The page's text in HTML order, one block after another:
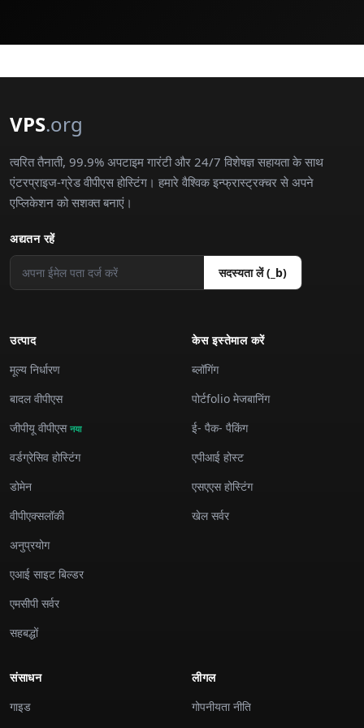
VPS.org
त्वरित तैनाती, 99.9% अपटाइम गारंटी और 24/7 विशेषज्ञ सहायता के साथ
एंटरप्राइज-ग्रेड वीपीएस होस्टिंग। हमारे वैश्विक इन्फ्रास्ट्रक्चर से अपने
एप्लिकेशन को सशक्त बनाएं।
अद्यतन रहें
सदस्यता लें (_b)
उत्पाद
मूल्य निर्धारण
बादल वीपीएस
जीपीयू वीपीएस नया
वर्डग्रेसिव होस्टिंग
डोमेन
वीपीएक्सलॉकी
अनुप्रयोग
एआई साइट बिल्डर
एमसीपी सर्वर
सहबद्धों
केस इस्तेमाल करें
ब्लॉगिंग
पोर्टfolio मेजबानिंग
ई- पैक- पैकिंग
एपीआई होस्ट
एसएएस होस्टिंग
खेल सर्वर
संसाधन
गाइड
लीगल
गोपनीयता नीति